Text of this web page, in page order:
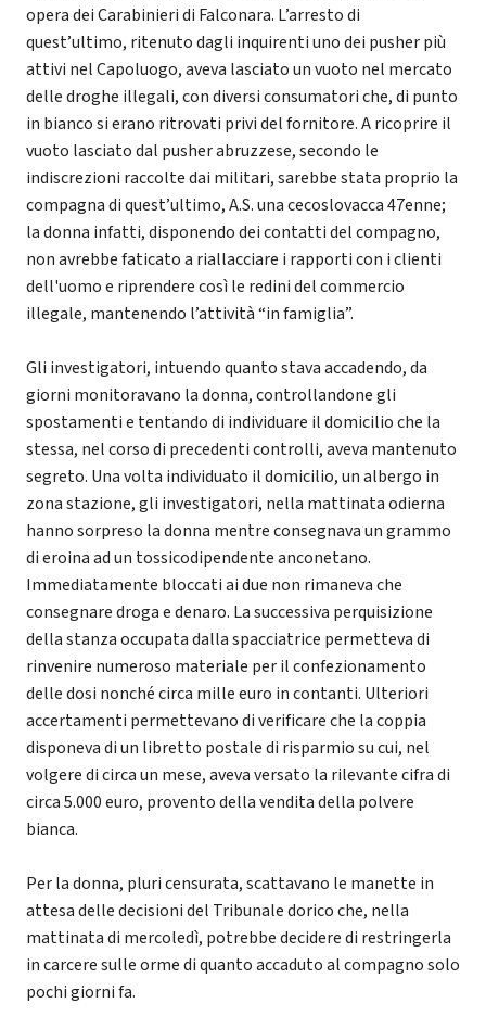
opera dei Carabinieri di Falconara. L’arresto di
quest’ultimo, ritenuto dagli inquirenti uno dei pusher più
attivi nel Capoluogo, aveva lasciato un vuoto nel mercato
delle droghe illegali, con diversi consumatori che, di punto
in bianco si erano ritrovati privi del fornitore. A ricoprire il
vuoto lasciato dal pusher abruzzese, secondo le
indiscrezioni raccolte dai militari, sarebbe stata proprio la
compagna di quest’ultimo, A.S. una cecoslovacca 47enne;
la donna infatti, disponendo dei contatti del compagno,
non avrebbe faticato a riallacciare i rapporti con i clienti
dell'uomo e riprendere così le redini del commercio
illegale, mantenendo l’attività “in famiglia”.
Gli investigatori, intuendo quanto stava accadendo, da
giorni monitoravano la donna, controllandone gli
spostamenti e tentando di individuare il domicilio che la
stessa, nel corso di precedenti controlli, aveva mantenuto
segreto. Una volta individuato il domicilio, un albergo in
zona stazione, gli investigatori, nella mattinata odierna
hanno sorpreso la donna mentre consegnava un grammo
di eroina ad un tossicodipendente anconetano.
Immediatamente bloccati ai due non rimaneva che
consegnare droga e denaro. La successiva perquisizione
della stanza occupata dalla spacciatrice permetteva di
rinvenire numeroso materiale per il confezionamento
delle dosi nonché circa mille euro in contanti. Ulteriori
accertamenti permettevano di verificare che la coppia
disponeva di un libretto postale di risparmio su cui, nel
volgere di circa un mese, aveva versato la rilevante cifra di
circa 5.000 euro, provento della vendita della polvere
bianca.
Per la donna, pluri censurata, scattavano le manette in
attesa delle decisioni del Tribunale dorico che, nella
mattinata di mercoledì, potrebbe decidere di restringerla
in carcere sulle orme di quanto accaduto al compagno solo
pochi giorni fa.